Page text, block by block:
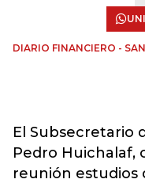
DIARIO FINANCIERO -
El Subsecretario
Pedro Huichalaf,
reunión estudios